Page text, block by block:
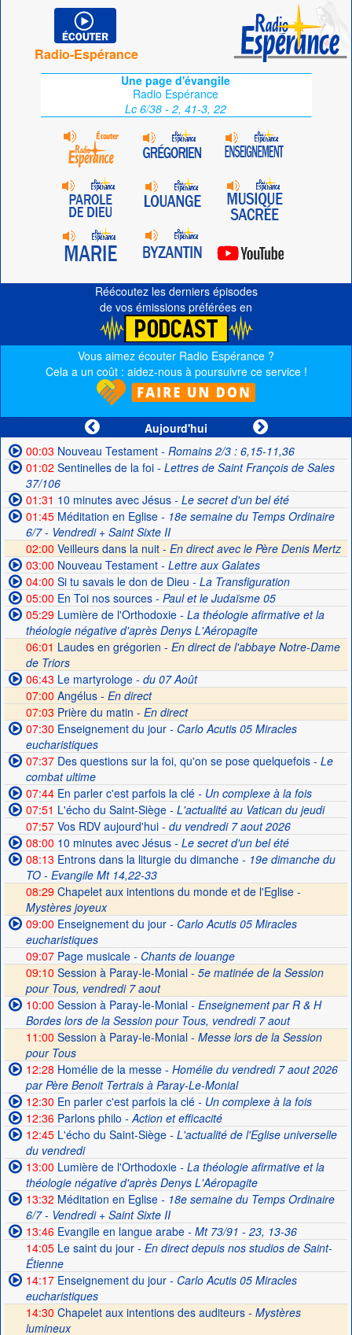
Radio-Espérance
Une page d'évangile
Radio Espérance
Lc 6/38 - 2, 41-3, 22
Réécoutez les derniers épisodes
de vos émissions préférées en
Vous aimez écouter Radio Espérance ?
Cela a un coût : aidez-nous à poursuivre ce service !
Aujourd'hui
00:03 Nouveau Testament- Romains 2/3 : 6,15-11,36
01:02 Sentinelles de la foi- Lettres de Saint François de Sales
37/106
01:31 10 minutes avec Jésus- Le secret d'un bel été
01:45Méditation en Eglise- 18e semaine du Temps Ordinaire
6/7 - Vendredi + Saint Sixte II
02:00 Veilleurs dans la nuit - En direct avec le Père Denis Mertz
03:00 Nouveau Testament- Lettre aux Galates
04:00 Si tu savais le don de Dieu - La Transfiguration
05:00 En Toi nos sources- Paul et le Judaïsme 05
05:29Lumière de l'Orthodoxie- La théologie afirmative et la
théologie négative d'après Denys L'Aéropagite
06:01 Laudes en grégorien - En direct de l'abbaye Notre-Dame
de Triors
06:43 Le martyrologe- du 07 Août
07:00 Angélus - En direct
07:03 Prière du matin - En direct
07:30 Enseignement du jour- Carlo Acutis 05 Miracles
eucharistiques
07:37Des questions sur la foi, qu'on se pose quelquefois- Le
combat ultime
07:44En parler c'est parfois la clé- Un complexe à la fois
07:51 L'écho du Saint-Siège- L'actualité au Vatican du jeudi
07:57Vos RDV aujourd'hui- du vendredi 7 aout 2026
08:00 10 minutes avec Jésus- Le secret d'un bel été
08:13 Entrons dans la liturgie du dimanche- 19e dimanche du
TO - Evangile Mt 14,22-33
08:29 Chapelet aux intentions du monde et de l'Eglise -
Mystères joyeux
09:00 Enseignement du jour- Carlo Acutis 05 Miracles
eucharistiques
09:07Page musicale- Chants de louange
09:10 Session à Paray-le-Monial - 5e matinée de la Session
pour Tous, vendredi 7 aout
10:00 Session à Paray-le-Monial- Enseignement par R & H
Bordes lors de la Session pour Tous, vendredi 7 aout
11:00 Session à Paray-le-Monial - Messe lors de la Session
pour Tous
12:28 Homélie de la messe- Homélie du vendredi 7 aout 2026
par Père Benoit Tertrais à Paray-Le-Monial
12:30 En parler c'est parfois la clé- Un complexe à la fois
12:36Parlons philo - Action et efficacité
12:45L'écho du Saint-Siège- L'actualité de l'Eglise universelle
du vendredi
13:00 Lumière de l'Orthodoxie- La théologie afirmative et la
théologie négative d'après Denys L'Aéropagite
13:32 Méditation en Eglise- 18e semaine du Temps Ordinaire
6/7 - Vendredi + Saint Sixte II
13:46Evangile en langue arabe- Mt 73/91 - 23, 13-36
14:05Le saint du jour- En direct depuis nos studios de Saint-
Étienne
14:17Enseignement du jour- Carlo Acutis 05 Miracles
eucharistiques
14:30 Chapelet aux intentions des auditeurs - Mystères
lumineux